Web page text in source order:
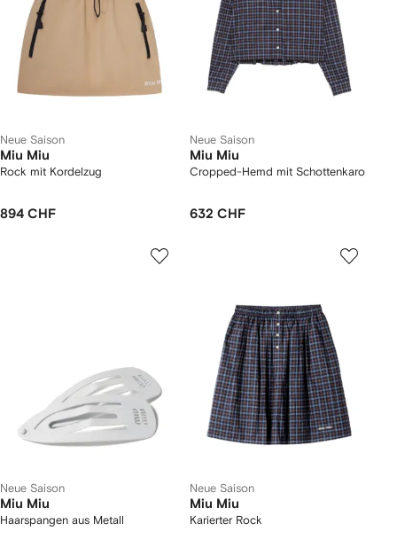
Neue Saison
Miu Miu
Rock mit Kordelzug
894 CHF
Neue Saison
Miu Miu
Cropped-Hemd mit Schottenkaro
632 CHF
Neue Saison
Miu Miu
Haarspangen aus Metall
Neue Saison
Miu Miu
Karierter Rock